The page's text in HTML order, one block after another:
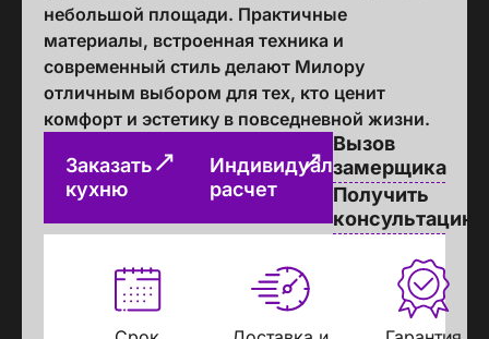
небольшой площади. Практичные
материалы, встроенная техника и
современный стиль делают Милору
отличным выбором для тех, кто ценит
комфорт и эстетику в повседневной жизни.
Заказать
кухню
Индивидуальный
расчет
Вызов
замерщика
Получить
консультацию